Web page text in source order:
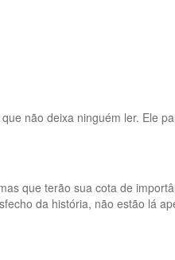
não deixa ninguém ler. Ele
que terão sua cota de
da história, não estão lá